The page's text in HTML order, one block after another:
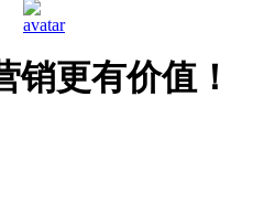
销更有价值！